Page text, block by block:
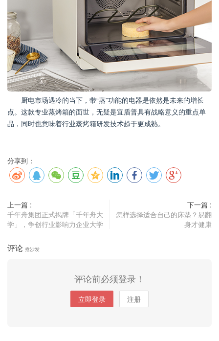
厨电市场遇冷的当下，带“蒸”功能的电器是依然是未来的增长
点。这款专业蒸烤箱的面世，无疑是宜盾普具有战略意义的重点单
品，同时也意味着行业蒸烤箱研发技术趋于更成熟。
分享到：
上一篇 :
千年舟集团正式揭牌「千年舟大
学」，争创行业影响力企业大学
下一篇 :
怎样选择适合自己的床垫？易翻
身才健康
评论 抢沙发
评论前必须登录！
立即登录 注册